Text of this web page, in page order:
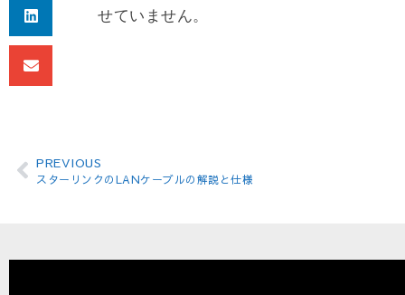
せていません。
PREVIOUS
スターリンクのLANケーブルの解説と仕様